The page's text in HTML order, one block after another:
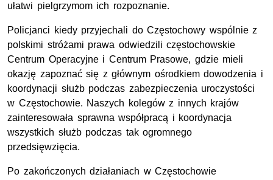
ułatwi pielgrzymom ich rozpoznanie.
Policjanci kiedy przyjechali do Częstochowy wspólnie z
polskimi stróżami prawa odwiedzili częstochowskie
Centrum Operacyjne i Centrum Prasowe, gdzie mieli
okazję zapoznać się z głównym ośrodkiem dowodzenia i
koordynacji służb podczas zabezpieczenia uroczystości
w Częstochowie. Naszych kolegów z innych krajów
zainteresowała sprawna współpracą i koordynacja
wszystkich służb podczas tak ogromnego
przedsięwzięcia.
Po zakończonych działaniach w Częstochowie